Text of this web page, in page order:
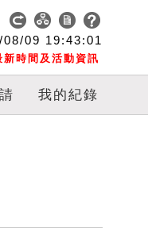
08/09 19:43:01
時間及活動資訊
我的紀錄